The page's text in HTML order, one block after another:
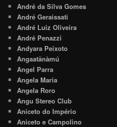
André da Silva Gomes
André Geraissati
André Luiz Oliveira
André Penazzi
Andyara Peixoto
Angaatãnàmú
Angel Parra
Angela Maria
Angela Roro
Angu Stereo Club
Aniceto do Império
Aniceto e Campolino